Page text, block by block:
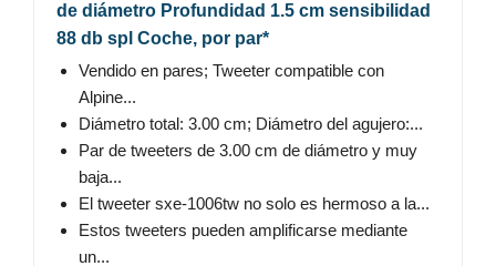
de diámetro Profundidad 1.5 cm sensibilidad
88 db spl Coche, por par*
Vendido en pares; Tweeter compatible con
Alpine...
Diámetro total: 3.00 cm; Diámetro del agujero:...
Par de tweeters de 3.00 cm de diámetro y muy
baja...
El tweeter sxe-1006tw no solo es hermoso a la...
Estos tweeters pueden amplificarse mediante
un...